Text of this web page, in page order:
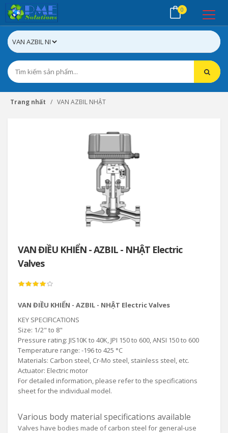
0
Trang nhất VAN AZBIL NHẬT
VAN ĐIỀU KHIỂN - AZBIL - NHẬT Electric
Valves
VAN ĐIỀU KHIỂN - AZBIL - NHẬT Electric Valves
KEY SPECIFICATIONS
Size: 1/2" to 8"
Pressure rating: JIS10K to 40K, JPI 150 to 600, ANSI 150 to 600
Temperature range: -196 to 425 °C
Materials: Carbon steel, Cr-Mo steel, stainless steel, etc.
Actuator: Electric motor
For detailed information, please refer to the specifications
sheet for the individual model.
Various body material specifications available
Valves have bodies made of carbon steel for general-use